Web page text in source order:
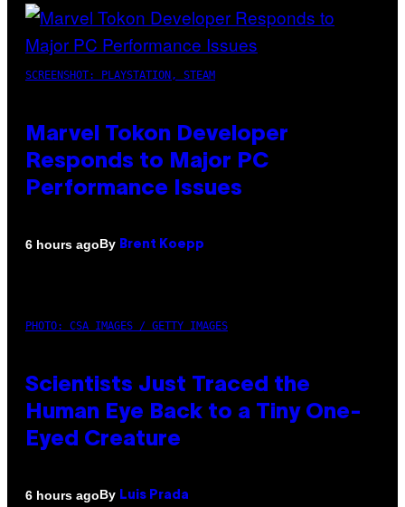
SCREENSHOT: PLAYSTATION, STEAM
Marvel Tokon Developer
Responds to Major PC
Performance Issues
6 hours agoBy Brent Koepp
PHOTO: CSA IMAGES / GETTY IMAGES
Scientists Just Traced the
Human Eye Back to a Tiny One-
Eyed Creature
6 hours agoBy Luis Prada